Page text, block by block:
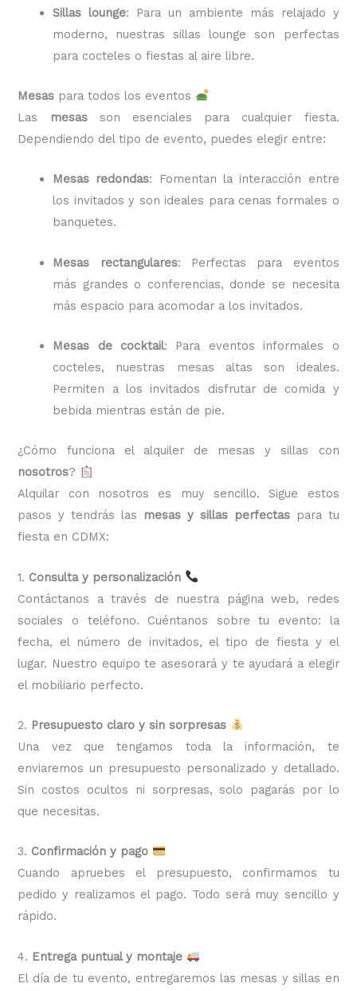
Sillas lounge: Para un ambiente más relajado y
moderno, nuestras sillas lounge son perfectas
para cocteles o fiestas al aire libre.
Mesas para todos los eventos
Las
mesasson esenciales para cualquier fiesta.
Dependiendo del tipo de evento, puedes elegir entre:
Mesas redondas: Fomentan la interacción entre
los invitados y son ideales para cenas formales o
banquetes.
Mesas rectangulares: Perfectas para eventos
más grandes o conferencias, donde se necesita
más espacio para acomodar a los invitados.
Mesas de cocktail: Para eventos informales o
cocteles, nuestras mesas altas son ideales.
Permiten a los invitados disfrutar de comida y
bebida mientras están de pie.
¿Cómo funciona el alquiler de mesas y sillas con
nosotros?
Alquilar con nosotros es muy sencillo. Sigue estos
pasos y tendrás las
mesas y sillas perfectaspara tu
fiesta en CDMX:
1. Consulta y personalización
Contáctanos a través de nuestra página web, redes
sociales o teléfono. Cuéntanos sobre tu evento: la
fecha, el número de invitados, el tipo de fiesta y el
lugar. Nuestro equipo te asesorará y te ayudará a elegir
el mobiliario perfecto.
2. Presupuesto claro y sin sorpresas
Una vez que tengamos toda la información, te
enviaremos un presupuesto personalizado y detallado.
Sin costos ocultos ni sorpresas, solo pagarás por lo
que necesitas.
3. Confirmación y pago
Cuando apruebes el presupuesto, confirmamos tu
pedido y realizamos el pago. Todo será muy sencillo y
rápido.
4. Entrega puntual y montaje
El día de tu evento, entregaremos las mesas y sillas en